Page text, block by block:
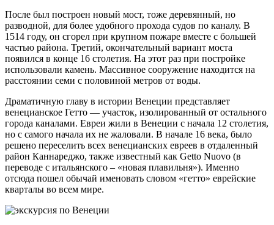
После был построен новый мост, тоже деревянный, но
разводной, для более удобного прохода судов по каналу. В
1514 году, он сгорел при крупном пожаре вместе с большей
частью района. Третий, окончательный вариант моста
появился в конце 16 столетия. На этот раз при постройке
использовали камень. Массивное сооружение находится на
расстоянии семи с половиной метров от воды.
Драматичную главу в истории Венеции представляет
венецианское Гетто — участок, изолированный от остального
города каналами. Евреи жили в Венеции с начала 12 столетия,
но с самого начала их не жаловали. В начале 16 века, было
решено переселить всех венецианских евреев в отдаленный
район Каннареджо, также известный как Getto Nuovo (в
переводе с итальянского – «новая плавильня»). Именно
отсюда пошел обычай именовать словом «гетто» еврейские
кварталы во всем мире.